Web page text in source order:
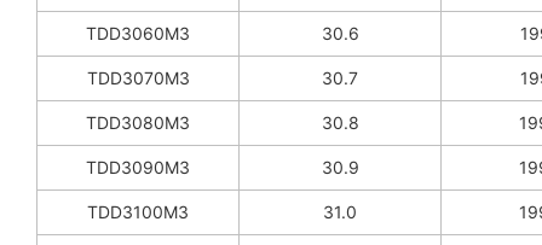
TDD3060M3 30.6
TDD3070M3 30.7
TDD3080M3 30.8
TDD3090M3 30.9
TDD3100M3 31.0